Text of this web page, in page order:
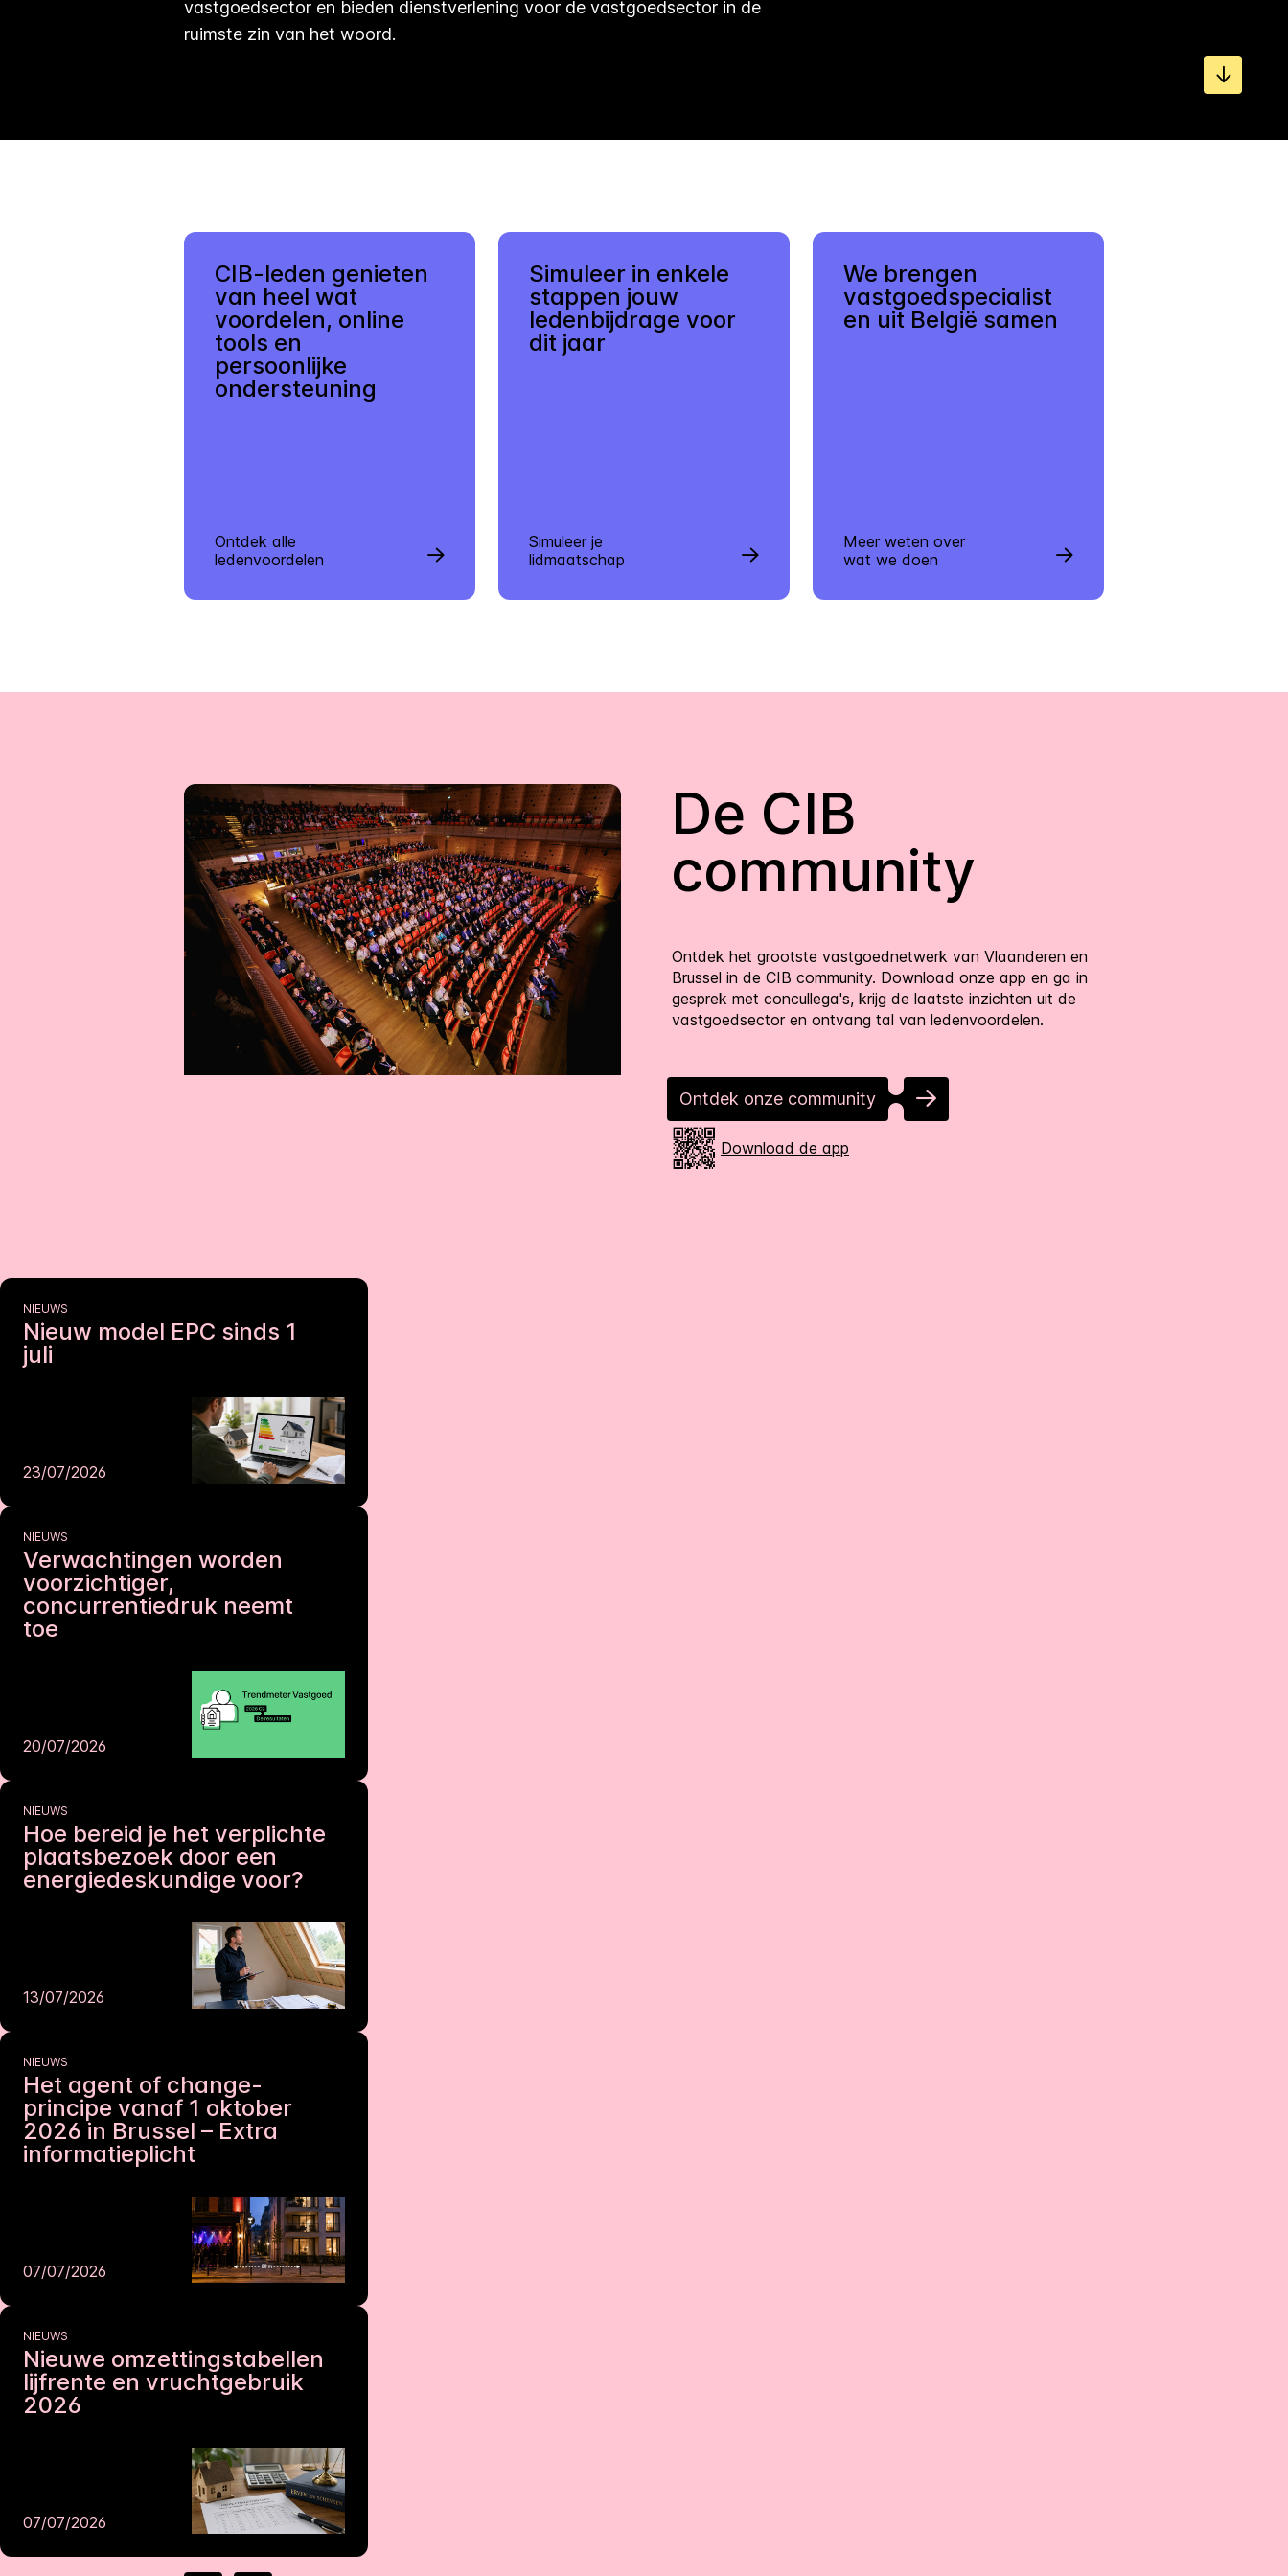
vastgoedsector en bieden dienstverlening voor de vastgoedsector in de
ruimste zin van het woord.
CIB-leden genieten
van heel wat
voordelen, online
tools en
persoonlijke
ondersteuning
Ontdek alle
ledenvoordelen
Simuleer in enkele
stappen jouw
ledenbijdrage voor
dit jaar
Simuleer je
lidmaatschap
We brengen
vastgoedspecialist
en uit België samen
Meer weten over
wat we doen
De CIB
community
Ontdek het grootste vastgoednetwerk van Vlaanderen en
Brussel in de CIB community. Download onze app en ga in
gesprek met concullega's, krijg de laatste inzichten uit de
vastgoedsector en ontvang tal van ledenvoordelen.
Ontdek onze community
Download de app
NIEUWS
Nieuw model EPC sinds 1
juli
23/07/2026
NIEUWS
Verwachtingen worden
voorzichtiger,
concurrentiedruk neemt
toe
20/07/2026
NIEUWS
Hoe bereid je het verplichte
plaatsbezoek door een
energiedeskundige voor?
13/07/2026
NIEUWS
Het agent of change-
principe vanaf 1 oktober
2026 in Brussel – Extra
informatieplicht
07/07/2026
NIEUWS
Nieuwe omzettingstabellen
lijfrente en vruchtgebruik
2026
07/07/2026